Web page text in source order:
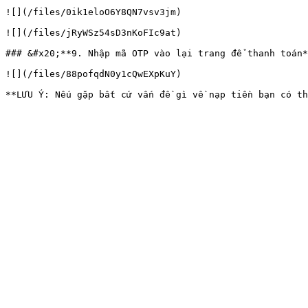
![](/files/0ik1eloO6Y8QN7vsv3jm)
![](/files/jRyWSz54sD3nKoFIc9at)
### &#x20;**9. Nhập mã OTP vào lại trang để thanh
![](/files/88pofqdN0y1cQwEXpKuY)